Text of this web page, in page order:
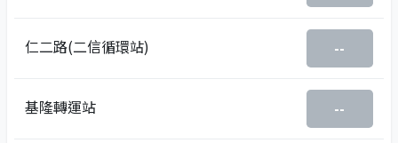
仁二路(二信循環站) --
基隆轉運站 --